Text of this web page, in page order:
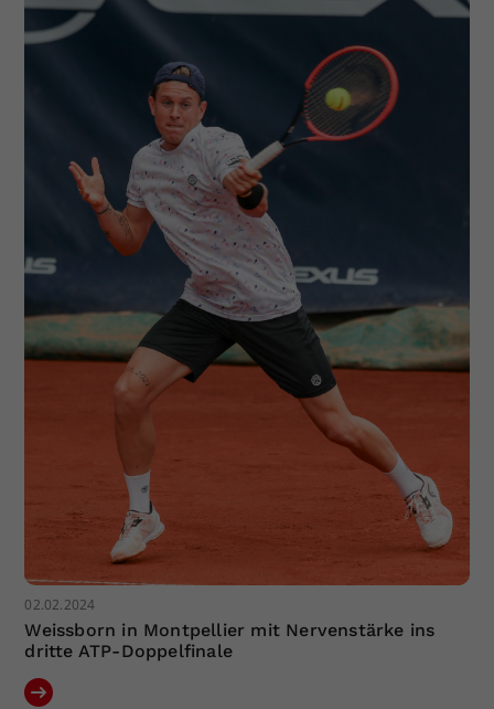
02.02.2024
Weissborn in Montpellier mit Nervenstärke ins
dritte ATP-Doppelfinale